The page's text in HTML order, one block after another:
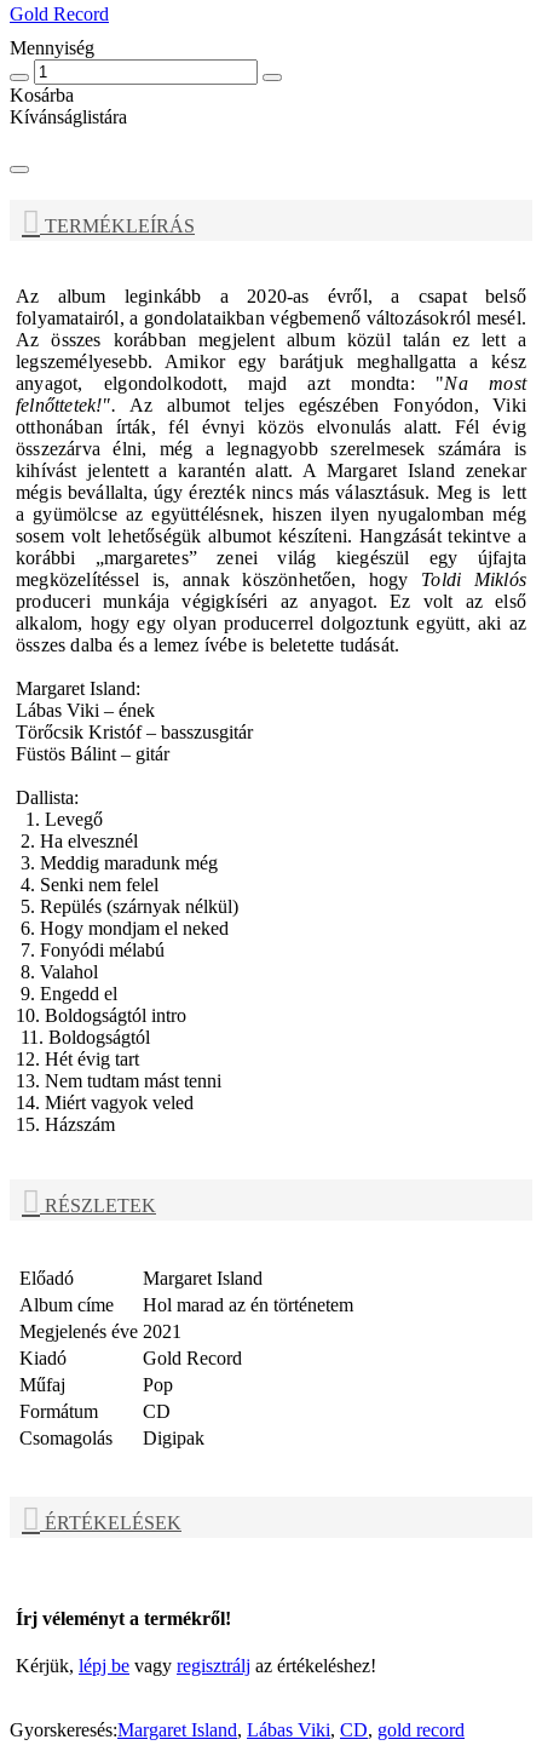
Gold Record
Mennyiség
Kosárba
Kívánságlistára
TERMÉKLEÍRÁS
Az album leginkább a 2020-as évről, a csapat belső
folyamatairól, a gondolataikban végbemenő változásokról mesél.
Az összes korábban megjelent album közül talán ez lett a
legszemélyesebb. Amikor egy barátjuk meghallgatta a kész
anyagot, elgondolkodott, majd azt mondta: "Na most
felnőttetek!". Az albumot teljes egészében Fonyódon, Viki
otthonában írták, fél évnyi közös elvonulás alatt. Fél évig
összezárva élni, még a legnagyobb szerelmesek számára is
kihívást jelentett a karantén alatt. A Margaret Island zenekar
mégis bevállalta, úgy érezték nincs más választásuk. Meg is lett
a gyümölcse az együttélésnek, hiszen ilyen nyugalomban még
sosem volt lehetőségük albumot készíteni. Hangzását tekintve a
korábbi „margaretes” zenei világ kiegészül egy újfajta
megközelítéssel is, annak köszönhetően, hogy Toldi Miklós
produceri munkája végigkíséri az anyagot.Ez volt az első
alkalom, hogy egy olyan producerrel dolgoztunk együtt, aki az
összes dalba és a lemez ívébe is beletette tudását.
Margaret Island:
Lábas Viki – ének
Törőcsik Kristóf – basszusgitár
Füstös Bálint – gitár
Dallista:
1. Levegő
2. Ha elvesznél
3. Meddig maradunk még
4. Senki nem felel
5. Repülés (szárnyak nélkül)
6. Hogy mondjam el neked
7. Fonyódi mélabú
8. Valahol
9. Engedd el
10. Boldogságtól intro
11. Boldogságtól
12. Hét évig tart
13. Nem tudtam mást tenni
14. Miért vagyok veled
15. Házszám
RÉSZLETEK
Előadó
Margaret Island
Album címe
Hol marad az én történetem
Megjelenés éve 2021
Kiadó
Gold Record
Műfaj
Pop
Formátum
CD
Csomagolás
Digipak
ÉRTÉKELÉSEK
Írj véleményt a termékről!
Kérjük, lépj be vagy regisztrálj az értékeléshez!
Gyorskeresés:Margaret Island, Lábas Viki, CD, gold record